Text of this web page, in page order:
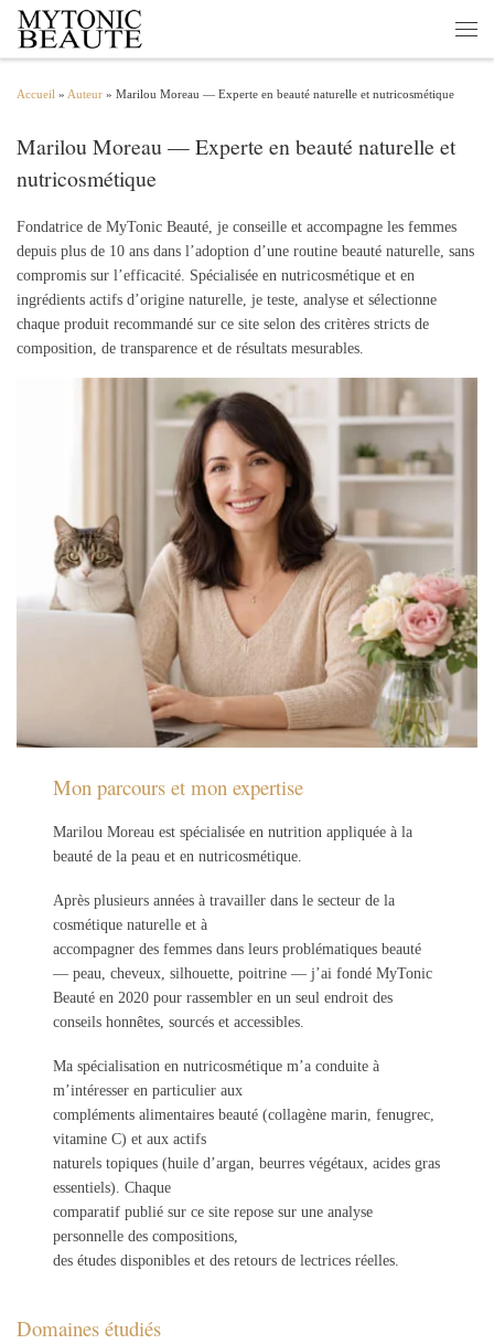
Passer au contenu
Accueil » Auteur » Marilou Moreau — Experte en beauté naturelle et nutricosmétique
Marilou Moreau — Experte en beauté naturelle et
nutricosmétique
Fondatrice de MyTonic Beauté, je conseille et accompagne les femmes
depuis plus de 10 ans dans l’adoption d’une routine beauté naturelle, sans
compromis sur l’efficacité. Spécialisée en nutricosmétique et en
ingrédients actifs d’origine naturelle, je teste, analyse et sélectionne
chaque produit recommandé sur ce site selon des critères stricts de
composition, de transparence et de résultats mesurables.
Mon parcours et mon expertise
Marilou Moreau est spécialisée en nutrition appliquée à la
beauté de la peau et en nutricosmétique.
Après plusieurs années à travailler dans le secteur de la
cosmétique naturelle et à
accompagner des femmes dans leurs problématiques beauté
— peau, cheveux, silhouette, poitrine — j’ai fondé MyTonic
Beauté en 2020 pour rassembler en un seul endroit des
conseils honnêtes, sourcés et accessibles.
Ma spécialisation en nutricosmétique m’a conduite à
m’intéresser en particulier aux
compléments alimentaires beauté (collagène marin, fenugrec,
vitamine C) et aux actifs
naturels topiques (huile d’argan, beurres végétaux, acides gras
essentiels). Chaque
comparatif publié sur ce site repose sur une analyse
personnelle des compositions,
des études disponibles et des retours de lectrices réelles.
Domaines étudiés